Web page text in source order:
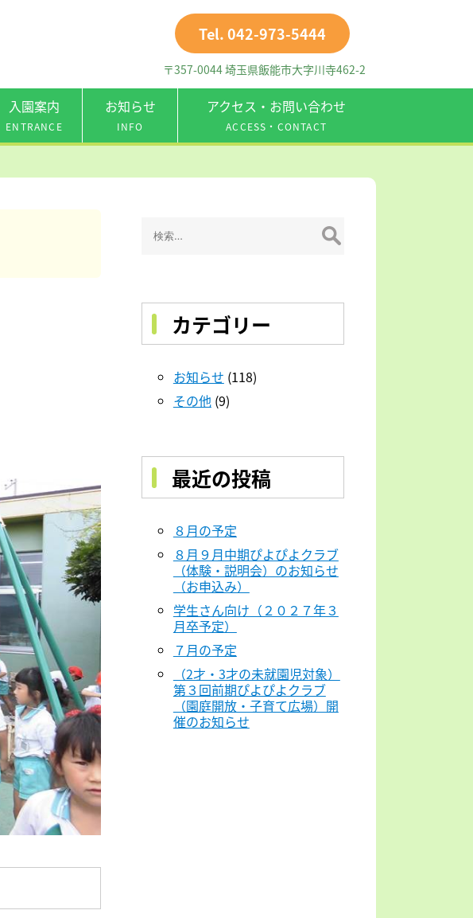
Tel. 042-973-5444
〒357-0044 埼玉県飯能市大字川寺462-2
入園案内
ENTRANCE
お知らせ
INFO
アクセス・お問い合わせ
ACCESS・CONTACT
索:
カテゴリー
お知らせ (118)
その他(9)
最近の投稿
８月の予定
８月９月中期ぴよぴよクラブ
（体験・説明会）のお知らせ
（お申込み）
学生さん向け（２０２７年３
月卒予定）
７月の予定
（2才・3才の未就園児対象）
第３回前期ぴよぴよクラブ
（園庭開放・子育て広場）開
催のお知らせ